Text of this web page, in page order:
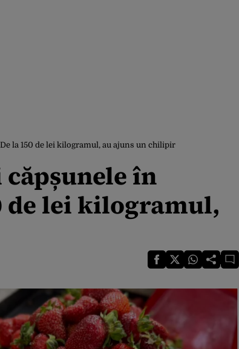
la 150 de lei kilogramul, au ajuns un chilipir
căpșunele în
de lei kilogramul,